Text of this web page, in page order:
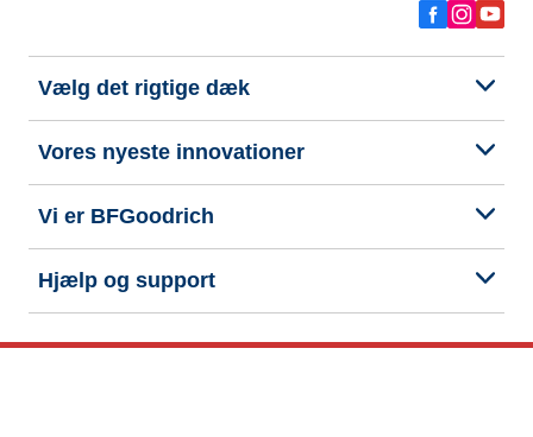
Vælg det rigtige dæk
Vores nyeste innovationer
Vi er BFGoodrich
Hjælp og support